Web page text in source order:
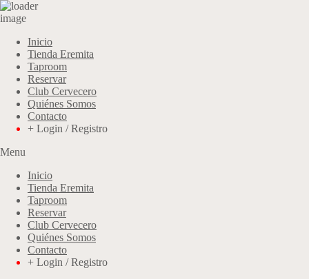
Inicio
Tienda Eremita
Taproom
Reservar
Club Cervecero
Quiénes Somos
Contacto
+ Login / Registro
Menu
Inicio
Tienda Eremita
Taproom
Reservar
Club Cervecero
Quiénes Somos
Contacto
+ Login / Registro